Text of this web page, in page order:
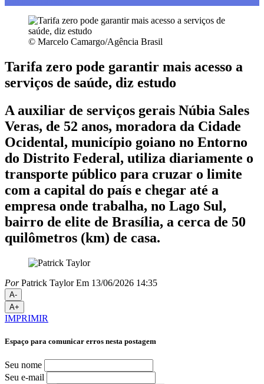
© Marcelo Camargo/Agência Brasil
Tarifa zero pode garantir mais acesso a
serviços de saúde, diz estudo
A auxiliar de serviços gerais Núbia Sales
Veras, de 52 anos, moradora da Cidade
Ocidental, município goiano no Entorno
do Distrito Federal, utiliza diariamente o
transporte público para cruzar o limite
com a capital do país e chegar até a
empresa onde trabalha, no Lago Sul,
bairro de elite de Brasília, a cerca de 50
quilômetros (km) de casa.
PorPatrick Taylor Em 13/06/2026 14:35
A-
A+
IMPRIMIR
Espaço para comunicar erros nesta postagem
Seu nome
Seu e-mail